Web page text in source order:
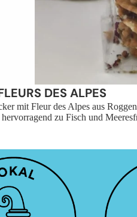
DES ALPES
mit Fleur des Alpes aus
zu Fisch und